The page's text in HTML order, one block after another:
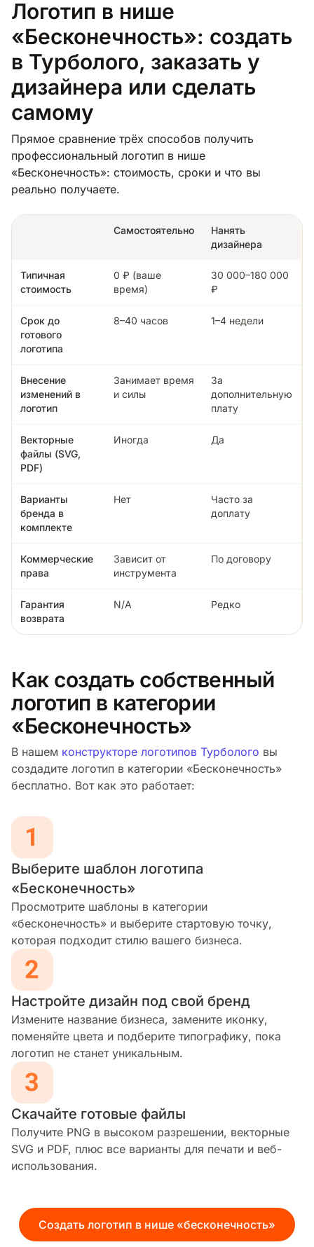
Логотип в нише
«Бесконечность»: создать
в Турболого, заказать у
дизайнера или сделать
самому
Прямое сравнение трёх способов получить
профессиональный логотип в нише
«Бесконечность»: стоимость, сроки и что вы
реально получаете.
Самостоятельно
Нанять
дизайнера
Типичная
стоимость
0 ₽ (ваше
время)
30 000–180 000
₽
Срок до
готового
логотипа
8–40 часов 1–4 недели
Внесение
изменений в
логотип
Занимает время
и силы
За
дополнительную
плату
Векторные
файлы (SVG,
PDF)
Иногда Да
Варианты
бренда в
комплекте
Нет
Часто за
доплату
Коммерческие
права
Зависит от
инструмента
По договору
Гарантия
возврата
N/A Редко
Как создать собственный
логотип в категории
«Бесконечность»
В нашем конструкторе логотипов Турболого вы
создадите логотип в категории «Бесконечность»
бесплатно. Вот как это работает:
Выберите шаблон логотипа
«Бесконечность»
Просмотрите шаблоны в категории
«бесконечность» и выберите стартовую точку,
которая подходит стилю вашего бизнеса.
Настройте дизайн под свой бренд
Измените название бизнеса, замените иконку,
поменяйте цвета и подберите типографику, пока
логотип не станет уникальным.
Скачайте готовые файлы
Получите PNG в высоком разрешении, векторные
SVG и PDF, плюс все варианты для печати и веб-
использования.
Создать логотип в нише «бесконечность»